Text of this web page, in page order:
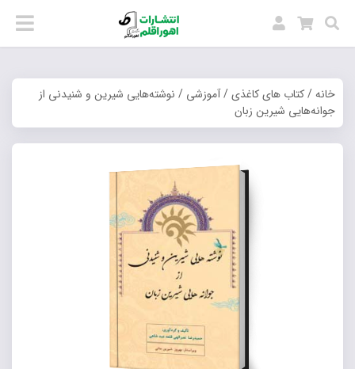
خانه/کتاب های کاغذی/آموزشی / نوشته‌هایی شیرین و شنیدنی از
جوانه‌هایی شیرین زبان